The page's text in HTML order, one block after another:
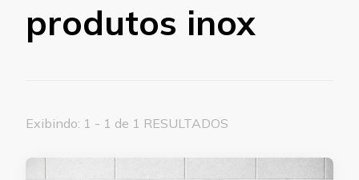
produtos inox
Exibindo: 1 - 1 de 1 RESULTADOS